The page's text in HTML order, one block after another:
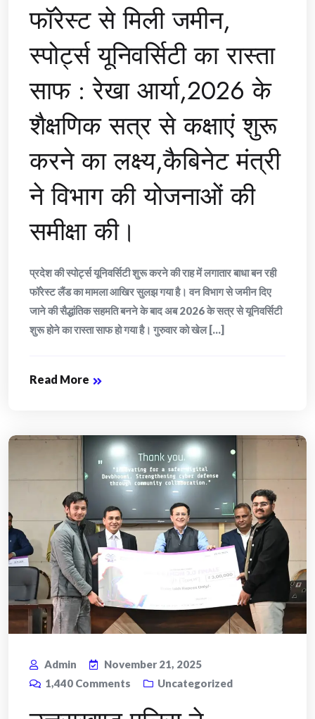
फॉरेस्ट से मिली जमीन,
स्पोर्ट्स यूनिवर्सिटी का रास्ता
साफ : रेखा आर्या,2026 के
शैक्षणिक सत्र से कक्षाएं शुरू
करने का लक्ष्य,कैबिनेट मंत्री
ने विभाग की योजनाओं की
समीक्षा की।
प्रदेश की स्पोर्ट्स यूनिवर्सिटी शुरू करने की राह में लगातार बाधा बन रही
फॉरेस्ट लैंड का मामला आखिर सुलझ गया है। वन विभाग से जमीन दिए
जाने की सैद्धांतिक सहमति बनने के बाद अब 2026 के सत्र से यूनिवर्सिटी
शुरू होने का रास्ता साफ हो गया है। गुरुवार को खेल [...]
Read More
Admin
November 21, 2025
1,440 Comments Uncategorized